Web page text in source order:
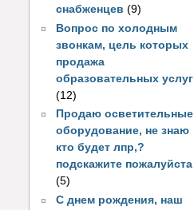
снабженцев (9)
Вопрос по холодным
звонкам, цель которых
продажа
образовательных услуг
(12)
Продаю осветительные
оборудование, не знаю
кто будет лпр,?
подскажите пожалуйста
(5)
С днем рождения, наш